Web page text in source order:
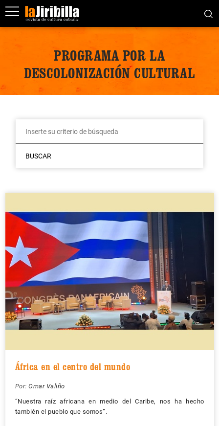
PROGRAMA POR LA
DESCOLONIZACIÓN CULTURAL
BUSCAR
África en el centro del mundo
Por: Omar Valiño
“Nuestra raíz africana en medio del Caribe, nos ha hecho
también el pueblo que somos”.